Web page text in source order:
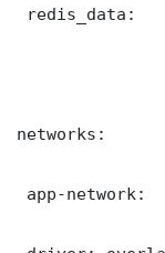
redis_data:
networks:
app-network: